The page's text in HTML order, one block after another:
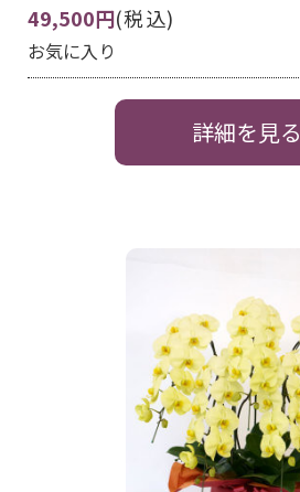
49,500円(税込)
お気に入り
詳細を見る